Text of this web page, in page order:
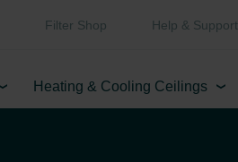
Filter Shop Help & Support
Heating & Cooling Ceilings